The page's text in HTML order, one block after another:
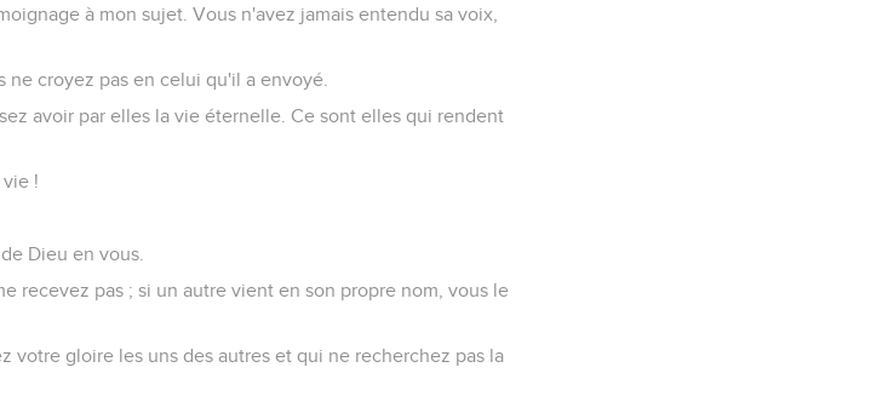
à mon sujet. Vous n'avez jamais entendu sa voix,
ne croyez pas en celui qu'il a envoyé.
avoir par elles la vie éternelle. Ce sont elles qui rendent
!
Dieu en vous.
recevez pas ; si un autre vient en son propre nom, vous le
votre gloire les uns des autres et qui ne recherchez pas la